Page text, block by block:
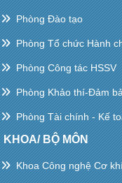
Phòng Đào tạo
Phòng Tổ chức Hành
Phòng Công tác HSSV
Phòng Khảo thí-Đảm
Phòng Tài chính - Kế
KHOA/ BỘ MÔN
Khoa Công nghệ Cơ